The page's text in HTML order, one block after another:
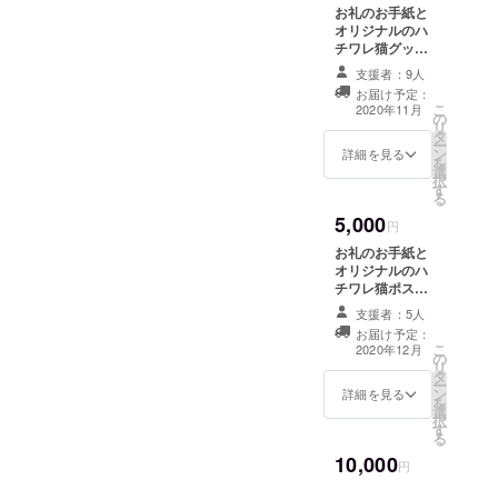
お礼のお手紙と
オリジナルのハ
チワレ猫グッズ
を送らせて頂こ
うと思います。
（準備ができ次
第更新しま
す。） ※指定の
住所へ発送しま
支援者：9人
お届け予定：
2020年11月
詳細を見る
こ
の
リ
タ
ー
ン
を
選
択
す
る
5,000円
お礼のお手紙と
オリジナルのハ
チワレ猫ポスト
カードを送らせ
て頂こうと思い
ます。 （準備が
でき次第更新し
ます。） ※指定
の住所へ発送し
いたします。
支援者：5人
お届け予定：
2020年12月
詳細を見る
こ
の
リ
タ
ー
ン
を
選
択
す
る
10,000円